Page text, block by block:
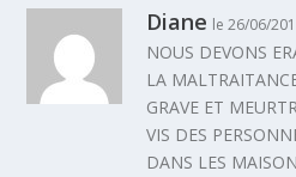
Diane le 26/06/
NOUS DEVONS
LA
GRAVE ET
VIS DES
DANS LES